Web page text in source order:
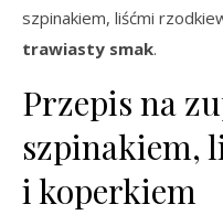
szpinakiem, liśćmi
trawiasty smak.
Przepis na
szpinakiem,
i koperkiem